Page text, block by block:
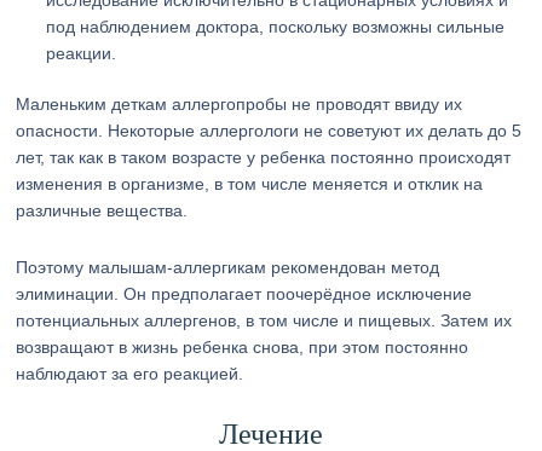
под наблюдением доктора, поскольку возможны сильные
реакции.
Маленьким деткам аллергопробы не проводят ввиду их
опасности. Некоторые аллергологи не советуют их делать до 5
лет, так как в таком возрасте у ребенка постоянно происходят
изменения в организме, в том числе меняется и отклик на
различные вещества.
Поэтому малышам-аллергикам рекомендован метод
элиминации. Он предполагает поочерёдное исключение
потенциальных аллергенов, в том числе и пищевых. Затем их
возвращают в жизнь ребенка снова, при этом постоянно
наблюдают за его реакцией.
Лечение